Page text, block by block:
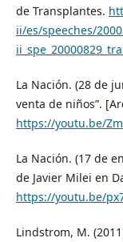
de Transplantes.
ii/es/speeches/
La Nación. (28 de
venta de niños”.
https://youtu.be/
La Nación. (17 de
de Javier Milei en
https://youtu.be/
Lindstrom, M.